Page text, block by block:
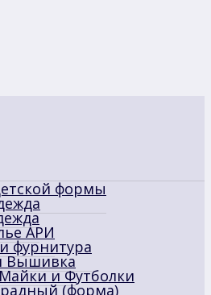
формы
АРИ
фурнитура
Вышивка
и Футболки
(форма)